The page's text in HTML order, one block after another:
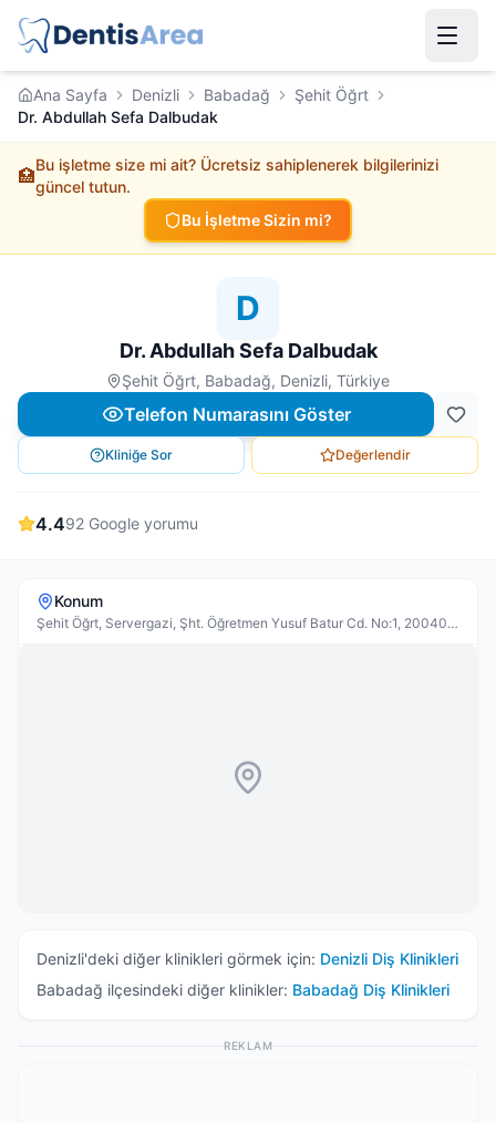
Ana Sayfa Denizli Babadağ
Şehit Öğrt
Dr. Abdullah Sefa Dalbudak
🏥
Bu işletme size mi ait? Ücretsiz sahiplenerek bilgilerinizi
güncel tutun.
Bu İşletme Sizin mi?
D
Dr. Abdullah Sefa Dalbudak
Şehit Öğrt, Babadağ, Denizli, Türkiye
Telefon Numarasını Göster
Kliniğe Sor Değerlendir
4.492 Google yorumu
Konum
Şehit Öğrt, Servergazi, Şht. Öğretmen Yusuf Batur Cd. No:1, 20040
Denizli'deki diğer klinikleri görmek için: Denizli Diş Klinikleri
Babadağ ilçesindeki diğer klinikler: Babadağ Diş Klinikleri
REKLAM